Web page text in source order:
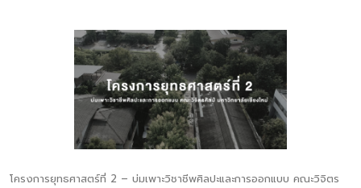
โครงการยุทธศาสตร์ที่ 2 – บ่มเพาะวิชาชีพศิลปะและการออกแบบ คณะวิจิตร